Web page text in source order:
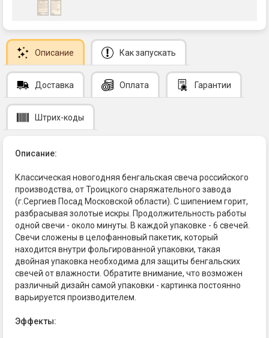
Описание Как запускать
Доставка Оплата Гарантии
Штрих-коды
Описание:
Классическая новогодняя бенгальская свеча российского
производства, от Троицкого снаряжательного завода
(г.Сергиев Посад Московской области). С шипением горит,
разбрасывая золотые искры. Продолжительность работы
одной свечи - около минуты. В каждой упаковке - 6 свечей.
Свечи сложены в целофанновый пакетик, который
находится внутри фольгированной упаковки, такая
двойная упаковка необходима для защиты бенгальских
свечей от влажности. Обратите внимание, что возможен
различный дизайн самой упаковки - картинка постоянно
варьируется производителем.
Эффекты: